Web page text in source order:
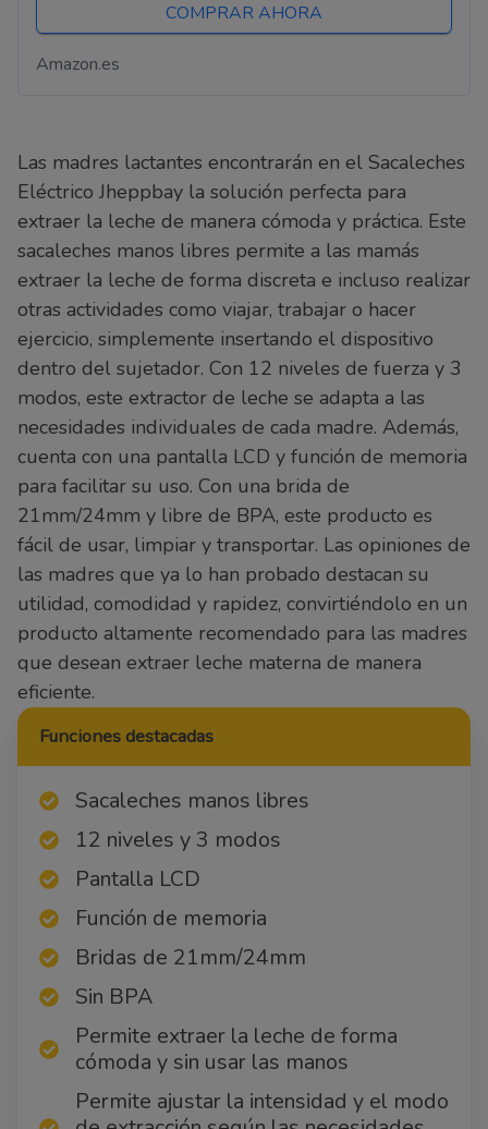
COMPRAR AHORA
Amazon.es
Las madres lactantes encontrarán en el Sacaleches
Eléctrico Jheppbay la solución perfecta para
extraer la leche de manera cómoda y práctica. Este
sacaleches manos libres permite a las mamás
extraer la leche de forma discreta e incluso realizar
otras actividades como viajar, trabajar o hacer
ejercicio, simplemente insertando el dispositivo
dentro del sujetador. Con 12 niveles de fuerza y 3
modos, este extractor de leche se adapta a las
necesidades individuales de cada madre. Además,
cuenta con una pantalla LCD y función de memoria
para facilitar su uso. Con una brida de
21mm/24mm y libre de BPA, este producto es
fácil de usar, limpiar y transportar. Las opiniones de
las madres que ya lo han probado destacan su
utilidad, comodidad y rapidez, convirtiéndolo en un
producto altamente recomendado para las madres
que desean extraer leche materna de manera
eficiente.
Funciones destacadas
Sacaleches manos libres
12 niveles y 3 modos
Pantalla LCD
Función de memoria
Bridas de 21mm/24mm
Sin BPA
Permite extraer la leche de forma
cómoda y sin usar las manos
Permite ajustar la intensidad y el modo